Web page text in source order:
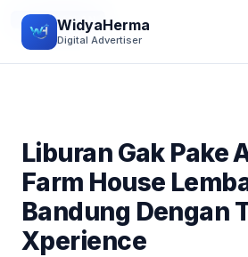
WidyaHerma
Digital Advertiser
JALAN-JALAN
Liburan Gak Pake
Farm House
Bandung Dengan
Xperience